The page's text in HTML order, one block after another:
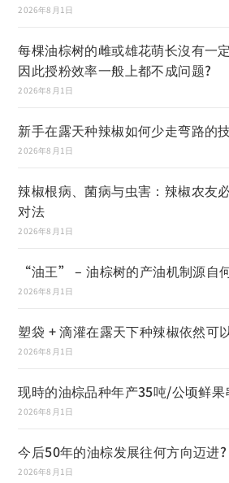
2026年8月1日
每棵油棕树的雌或雄花萌长沒有一
因此授粉效率一般上都不成问题?
2026年8月1日
新手在露天种辣椒如何少走弯路的
2026年8月1日
辣椒根病、菌病与虫害：辣椒农友
对法
2026年8月1日
“油王” – 油棕树的产油机制源自
2026年8月1日
塑袋 + 滴灌在露天下种辣椒依然可
2026年8月1日
现時的油棕品种年产35吨/公顷鲜果
2026年8月1日
今后50年的油棕发展往何方向迈进?
2026年8月1日